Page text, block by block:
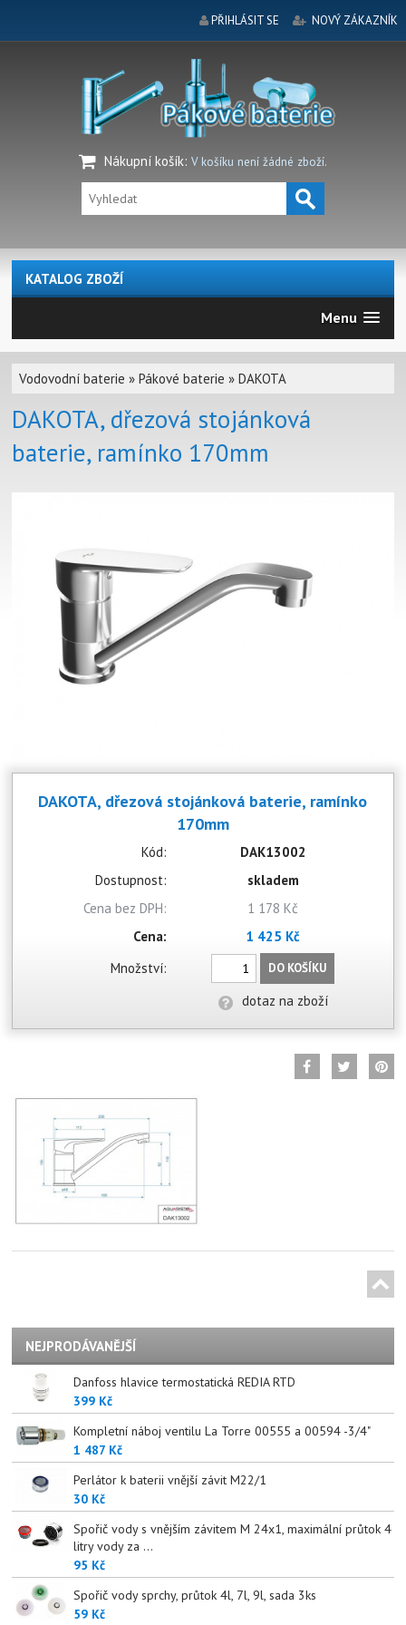
PŘIHLÁSIT SE NOVÝ ZÁKAZNÍK
Nákupní košík: V košíku není žádné zboží.
KATALOG ZBOŽÍ
Menu
Vodovodní baterie »Pákové baterie »DAKOTA
DAKOTA, dřezová stojánková
baterie, ramínko 170mm
DAKOTA, dřezová stojánková baterie, ramínko
170mm
Kód:
DAK13002
Dostupnost:
skladem
Cena bez DPH:
1 178 Kč
Cena:
1 425 Kč
Množství:
DO KOŠÍKU
dotaz na zboží
NEJPRODÁVANĚJŠÍ
Danfoss hlavice termostatická REDIA RTD
399 Kč
Kompletní náboj ventilu La Torre 00555 a 00594 -3/4"
1 487 Kč
Perlátor k baterii vnější závit M22/1
30 Kč
Spořič vody s vnějším závitem M 24x1, maximální průtok 4
litry vody za ...
95 Kč
Spořič vody sprchy, průtok 4l, 7l, 9l, sada 3ks
59 Kč